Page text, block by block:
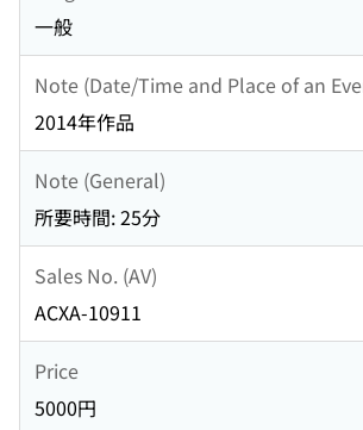
一般
Note (Date/Time and Place of an
2014年作品
Note (General)
所要時間: 25分
Sales No. (AV)
ACXA-10911
Price
5000円